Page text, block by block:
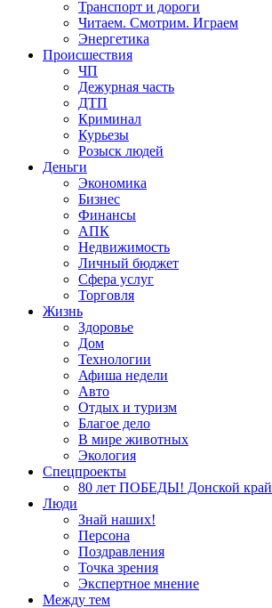
Транспорт и дороги
Читаем. Смотрим. Играем
Энергетика
Происшествия
ЧП
Дежурная часть
ДТП
Криминал
Курьезы
Розыск людей
Деньги
Экономика
Бизнес
Финансы
АПК
Недвижимость
Личный бюджет
Сфера услуг
Торговля
Жизнь
Здоровье
Дом
Технологии
Афиша недели
Авто
Отдых и туризм
Благое дело
В мире животных
Экология
Спецпроекты
80 лет ПОБЕДЫ! Донской край
Люди
Знай наших!
Персона
Поздравления
Точка зрения
Экспертное мнение
Между тем